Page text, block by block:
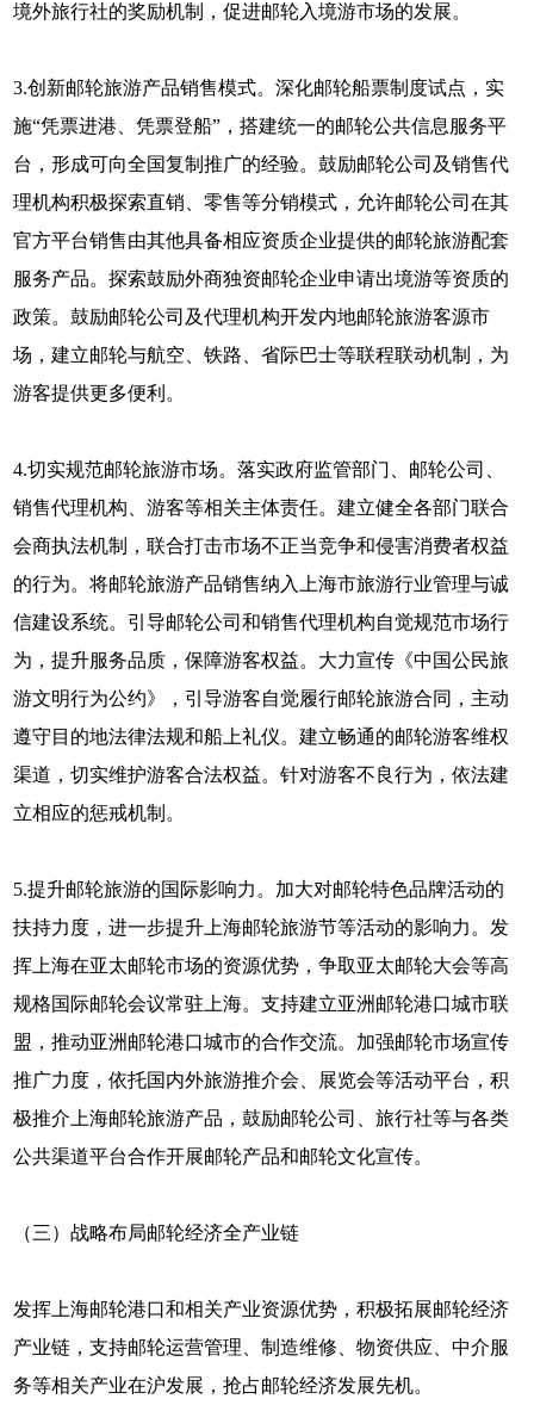
境外旅行社的奖励机制，促进邮轮入境游市场的发展。
3.创新邮轮旅游产品销售模式。深化邮轮船票制度试点，实
施“凭票进港、凭票登船”，搭建统一的邮轮公共信息服务平
台，形成可向全国复制推广的经验。鼓励邮轮公司及销售代
理机构积极探索直销、零售等分销模式，允许邮轮公司在其
官方平台销售由其他具备相应资质企业提供的邮轮旅游配套
服务产品。探索鼓励外商独资邮轮企业申请出境游等资质的
政策。鼓励邮轮公司及代理机构开发内地邮轮旅游客源市
场，建立邮轮与航空、铁路、省际巴士等联程联动机制，为
游客提供更多便利。
4.切实规范邮轮旅游市场。落实政府监管部门、邮轮公司、
销售代理机构、游客等相关主体责任。建立健全各部门联合
会商执法机制，联合打击市场不正当竞争和侵害消费者权益
的行为。将邮轮旅游产品销售纳入上海市旅游行业管理与诚
信建设系统。引导邮轮公司和销售代理机构自觉规范市场行
为，提升服务品质，保障游客权益。大力宣传《中国公民旅
游文明行为公约》，引导游客自觉履行邮轮旅游合同，主动
遵守目的地法律法规和船上礼仪。建立畅通的邮轮游客维权
渠道，切实维护游客合法权益。针对游客不良行为，依法建
立相应的惩戒机制。
5.提升邮轮旅游的国际影响力。加大对邮轮特色品牌活动的
扶持力度，进一步提升上海邮轮旅游节等活动的影响力。发
挥上海在亚太邮轮市场的资源优势，争取亚太邮轮大会等高
规格国际邮轮会议常驻上海。支持建立亚洲邮轮港口城市联
盟，推动亚洲邮轮港口城市的合作交流。加强邮轮市场宣传
推广力度，依托国内外旅游推介会、展览会等活动平台，积
极推介上海邮轮旅游产品，鼓励邮轮公司、旅行社等与各类
公共渠道平台合作开展邮轮产品和邮轮文化宣传。
（三）战略布局邮轮经济全产业链
发挥上海邮轮港口和相关产业资源优势，积极拓展邮轮经济
产业链，支持邮轮运营管理、制造维修、物资供应、中介服
务等相关产业在沪发展，抢占邮轮经济发展先机。